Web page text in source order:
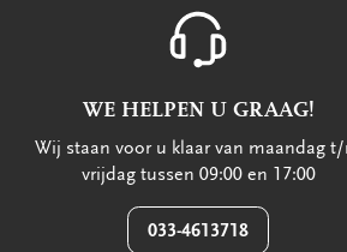
WE HELPEN U GRAAG!
Wij staan voor u klaar van maandag
vrijdag tussen 09:00 en 17:00
033-4613718